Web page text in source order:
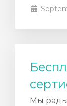
Мы рады